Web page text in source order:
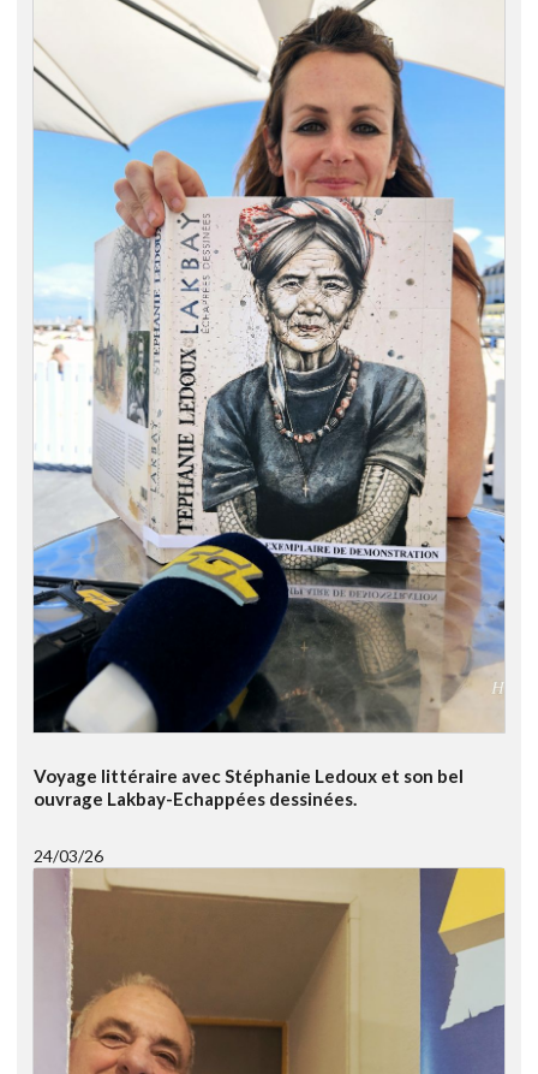
Voyage littéraire avec Stéphanie Ledoux et son bel
ouvrage Lakbay-Echappées dessinées.
24/03/26